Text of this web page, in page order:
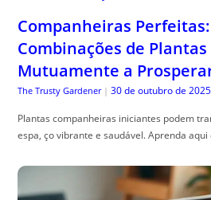
Companheiras
Combinações de
Mutuamente a
The Trusty Gardener | 30 de outubro de 2025
Plantas companheiras iniciantes podem
espa, ço vibrante e saudável. Aprenda